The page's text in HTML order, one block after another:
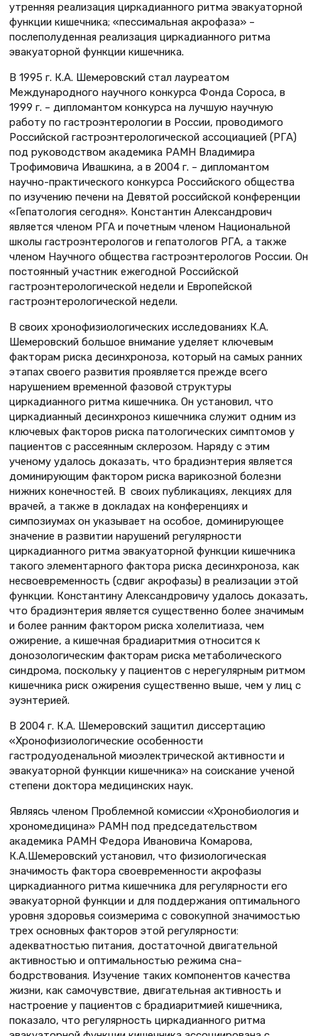
утренняя реализация циркадианного ритма эвакуаторной
функции кишечника; «пессимальная акрофаза» –
послеполуденная реализация циркадианного ритма
эвакуаторной функции кишечника.
В 1995 г. К.А. Шемеровский стал лауреатом
Международного научного конкурса Фонда Сороса, в
1999 г. – дипломантом конкурса на лучшую научную
работу по гастроэнтерологии в России, проводимого
Российской гастроэнтерологической ассоциацией (РГА)
под руководством академика РАМН Владимира
Трофимовича Ивашкина, а в 2004 г. – дипломантом
научно-практического конкурса Российского общества
по изучению печени на Девятой российской конференции
«Гепатология сегодня». Константин Александрович
является членом РГА и почетным членом Национальной
школы гастроэнтерологов и гепатологов РГА, а также
членом Научного общества гастроэнтерологов России. Он
постоянный участник ежегодной Российской
гастроэнтерологической недели и Европейской
гастроэнтерологической недели.
В своих хронофизиологических исследованиях К.А.
Шемеровский большое внимание уделяет ключевым
факторам риска десинхроноза, который на самых ранних
этапах своего развития проявляется прежде всего
нарушением временной фазовой структуры
циркадианного ритма кишечника. Он установил, что
циркадианный десинхроноз кишечника служит одним из
ключевых факторов риска патологических симп­томов у
пациентов с рассеянным склерозом. Наряду с этим
ученому удалось доказать, что брадиэнтерия является
доминирующим фактором риска варикозной болезни
нижних конечностей. В своих публикациях, лекциях для
врачей, а также в докладах на конференциях и
симпозиумах он указывает на особое, доминирующее
значение в развитии нарушений регулярности
циркадианного ритма эвакуаторной функции кишечника
такого элементарного фактора риска десинхроноза, как
несвоевременность (сдвиг акрофазы) в реализации этой
функции. Константину Александровичу удалось доказать,
что брадиэнтерия является существенно более значимым
и более ранним фактором риска холелитиаза, чем
ожирение, а кишечная брадиаритмия относится к
донозологическим факторам риска метаболического
синдрома, поскольку у пациентов с нерегулярным ритмом
кишечника риск ожирения существенно выше, чем у лиц с
эуэнтерией.
В 2004 г. К.А. Шемеровский защитил диссертацию
«Хронофизиологические особенности
гастродуоденальной миоэлектрической активности и
эвакуаторной функции кишечника» на соискание ученой
степени доктора медицинских наук.
Являясь членом Проблемной комиссии «Хронобиология и
хрономедицина» РАМН под председательством
академика РАМН Федора Ивановича Комарова,
К.А.Шемеровский установил, что физиологическая
значимость фактора своевременности акрофазы
циркадианного ритма кишечника для регулярности его
эвакуаторной функции и для поддержания оптимального
уровня здоровья соизмерима с совокупной значимостью
трех основных факторов этой регулярности:
адекватностью питания, достаточной двигательной
активностью и оптимальностью режима сна–
бодрствования. Изучение таких компонентов качества
жизни, как самочувствие, двигательная активность и
настроение у пациентов с брадиаритмией кишечника,
показало, что регулярность циркадианного ритма